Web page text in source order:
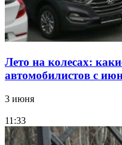
Лето на колесах:
автомобилистов с
3 июня
11:33